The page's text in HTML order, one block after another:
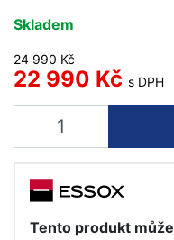
Skladem
24 990 Kč
22 990 Kč s DPH
Tento produkt